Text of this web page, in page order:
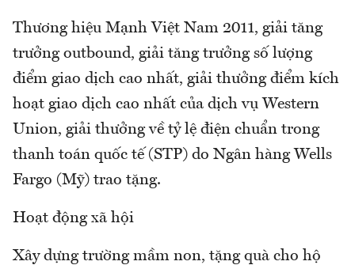
Thương hiệu Mạnh Việt Nam 2011, giải tăng
trưởng outbound, giải tăng trưởng số lượng
điểm giao dịch cao nhất, giải thưởng điểm kích
hoạt giao dịch cao nhất của dịch vụ Western
Union, giải thưởng về tỷ lệ điện chuẩn trong
thanh toán quốc tế (STP) do Ngân hàng Wells
Fargo (Mỹ) trao tặng.
Hoạt động xã hội
Xây dựng trường mầm non, tặng quà cho hộ